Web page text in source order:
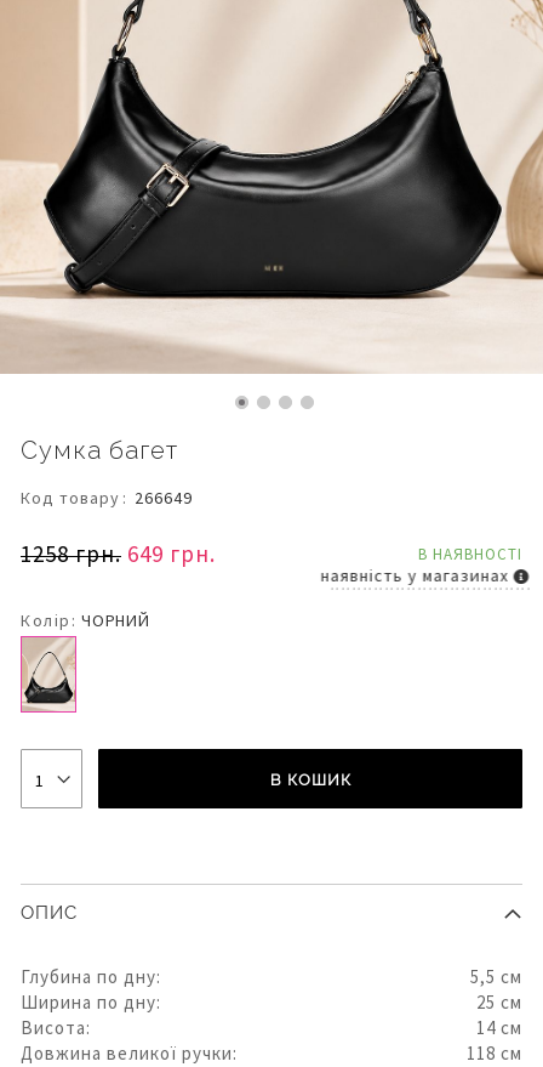
Сумка багет
Код товару 266649
1258 грн. 649 грн. В НАЯВНОСТІ
наявність у магазинах
Колір: ЧОРНИЙ
В КОШИК
галереї
ОПИС
Глубина по дну:
5,5 см
Ширина по дну:
25 см
Висота:
14 см
Довжина великої ручки:
118 см